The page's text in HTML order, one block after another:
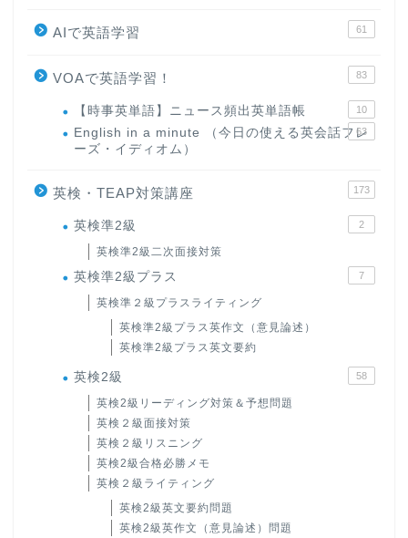
AIで英語学習 61
VOAで英語学習！ 83
【時事英単語】ニュース頻出英単語帳 10
English in a minute （今日の使える英会話フレ
ーズ・イディオム）
63
英検・TEAP対策講座 173
英検準2級 2
英検準2級二次面接対策
英検準2級プラス 7
英検準２級プラスライティング
英検準2級プラス英作文（意見論述）
英検準2級プラス英文要約
英検2級 58
英検2級リーディング対策＆予想問題
英検２級面接対策
英検２級リスニング
英検2級合格必勝メモ
英検２級ライティング
英検2級英文要約問題
英検2級英作文（意見論述）問題